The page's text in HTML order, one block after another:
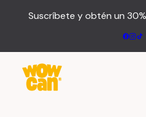
Suscríbete y obtén un